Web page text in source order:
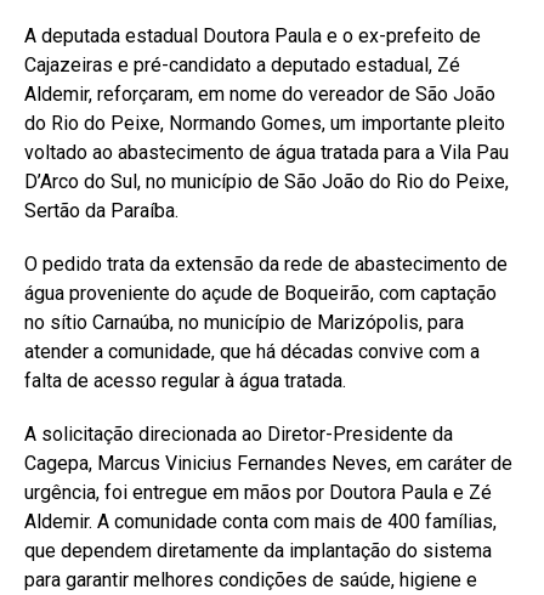
A deputada estadual Doutora Paula e o ex-prefeito de
Cajazeiras e pré-candidato a deputado estadual, Zé
Aldemir, reforçaram, em nome do vereador de São João
do Rio do Peixe, Normando Gomes, um importante pleito
voltado ao abastecimento de água tratada para a Vila Pau
D’Arco do Sul, no município de São João do Rio do Peixe,
Sertão da Paraíba.
O pedido trata da extensão da rede de abastecimento de
água proveniente do açude de Boqueirão, com captação
no sítio Carnaúba, no município de Marizópolis, para
atender a comunidade, que há décadas convive com a
falta de acesso regular à água tratada.
A solicitação direcionada ao Diretor-Presidente da
Cagepa, Marcus Vinicius Fernandes Neves, em caráter de
urgência, foi entregue em mãos por Doutora Paula e Zé
Aldemir. A comunidade conta com mais de 400 famílias,
que dependem diretamente da implantação do sistema
para garantir melhores condições de saúde, higiene e